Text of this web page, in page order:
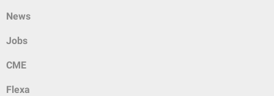
News
Jobs
CME
Flexa